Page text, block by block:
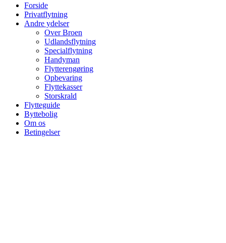
Forside
Privatflytning
Andre ydelser
Over Broen
Udlandsflytning
Specialflytning
Handyman
Flytterengøring
Opbevaring
Flyttekasser
Storskrald
Flytteguide
Byttebolig
Om os
Betingelser